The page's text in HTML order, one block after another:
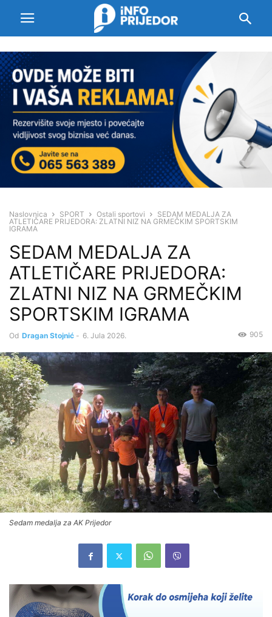
Naslovnica SPORT Ostali sportovi
SEDAM MEDALJA ZA
ATLETIČARE PRIJEDORA: ZLATNI NIZ NA GRMEČKIM SPORTSKIM
IGRAMA
SEDAM MEDALJA ZA
ATLETIČARE PRIJEDORA:
ZLATNI NIZ NA GRMEČKIM
SPORTSKIM IGRAMA
Od Dragan Stojnić - 6. Jula 2026. 905
Sedam medalja za AK Prijedor